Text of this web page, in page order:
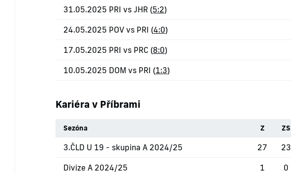
31.05.2025 PRI vs JHR (5:2)
24.05.2025 POV vs PRI (4:0)
17.05.2025 PRI vs PRC (8:0)
10.05.2025 DOM vs PRI (1:3)
Kariéra v Příbrami
Sezóna Z ZS
3.ČLD U 19 - skupina A 2024/25 27 23
Divize A 2024/25 1 0